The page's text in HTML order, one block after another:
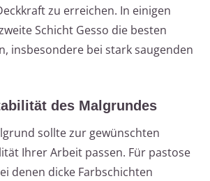
zu erreichen. In einigen
Schicht Gesso die besten
insbesondere bei stark saugenden
des Malgrundes
sollte zur gewünschten
Ihrer Arbeit passen. Für pastose
denen dicke Farbschichten